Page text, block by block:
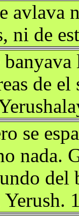
avlava
ni de
de
se
nada.
del